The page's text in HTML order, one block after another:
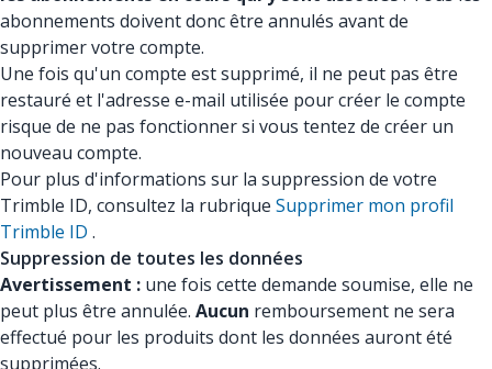
abonnements doivent donc être annulés avant de
supprimer votre compte.
Une fois qu'un compte est supprimé, il ne peut pas être
restauré et l'adresse e-mail utilisée pour créer le compte
risque de ne pas fonctionner si vous tentez de créer un
nouveau compte.
Pour plus d'informations sur la suppression de votre
Trimble ID, consultez la rubrique Supprimer mon profil
Trimble ID .
Suppression de toutes les données
Avertissement : une fois cette demande soumise, elle ne
peut plus être annulée. Aucun remboursement ne sera
effectué pour les produits dont les données auront été
supprimées.